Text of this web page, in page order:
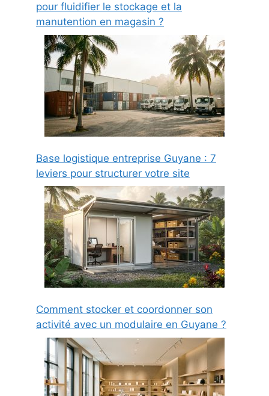
pour fluidifier le stockage et la
manutention en magasin ?
Base logistique entreprise Guyane : 7
leviers pour structurer votre site
Comment stocker et coordonner son
activité avec un modulaire en Guyane ?